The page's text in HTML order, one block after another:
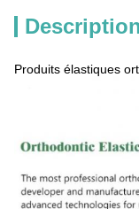
Produits élastiques